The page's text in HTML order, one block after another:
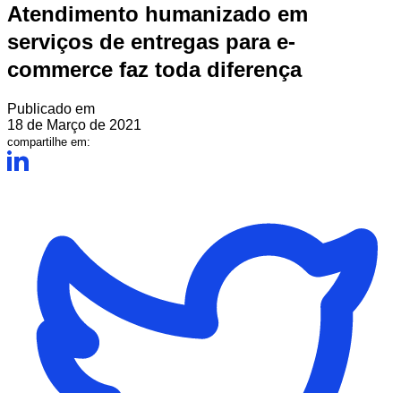
Atendimento humanizado em
serviços de entregas para e-
commerce faz toda diferença
Publicado em
18 de Março de 2021
compartilhe em: